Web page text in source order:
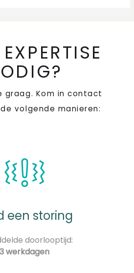
graag. Kom in contact
volgende manieren:
een storing
doorlooptijd:
3 werkdagen